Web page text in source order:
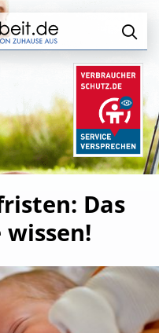
Das
wissen!